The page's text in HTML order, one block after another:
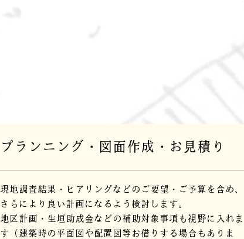
プランニング・図面作成・お見積り
現地調査結果・ヒアリングなどのご要望・ご予算を含め、
さらにより良い計画になるよう検討します。
地区計画・生垣助成金などの補助対象事項も視野に入れま
す（建築時の平面図や配置図等お借りする場合もありま